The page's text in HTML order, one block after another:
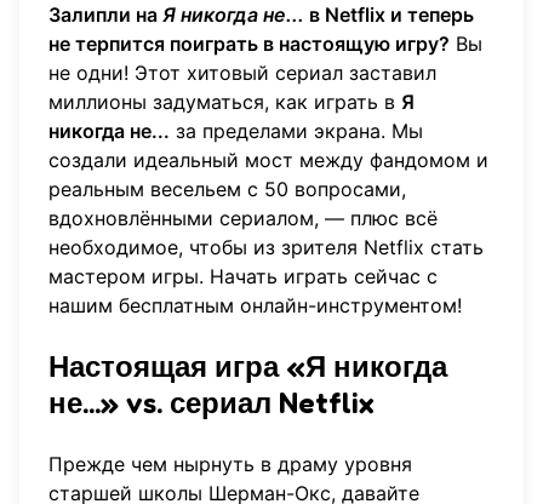
Залипли на Я никогда не... в Netflix и теперь
не терпится поиграть в настоящую игру? Вы
не одни! Этот хитовый сериал заставил
миллионы задуматься, как играть в Я
никогда не... за пределами экрана. Мы
создали идеальный мост между фандомом и
реальным весельем с 50 вопросами,
вдохновлёнными сериалом, — плюс всё
необходимое, чтобы из зрителя Netflix стать
мастером игры. Начать играть сейчас с
нашим бесплатным онлайн-инструментом!
Настоящая игра «Я никогда
не...» vs. сериал Netflix
Прежде чем нырнуть в драму уровня
старшей школы Шерман-Окс, давайте